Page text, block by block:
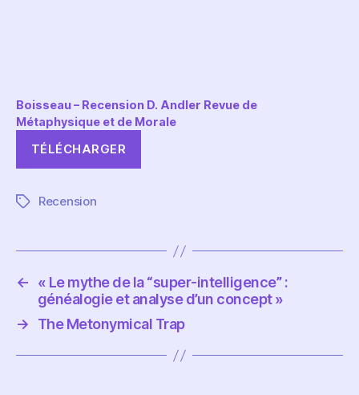
Boisseau – Recension D. Andler Revue de
Métaphysique et de Morale
TÉLÉCHARGER
Étiquettes
Recension
←
« Le mythe de la “super-intelligence” :
généalogie et analyse d’un concept »
→
The Metonymical Trap